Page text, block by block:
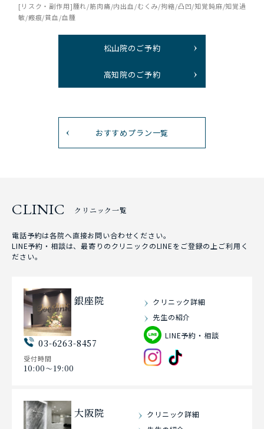
[リスク・副作用]腫れ/筋肉痛/内出血/むくみ/拘縮/凸凹/知覚鈍麻/知覚過
敏/瘢痕/貧血/血腫
松山院のご予約
高知院のご予約
おすすめプラン一覧
CLINIC クリニック一覧
電話予約は各院へ直接お問い合わせください。
LINE予約・相談は、最寄りのクリニックのLINEをご登録の上ご利用く
ださい。
銀座院
03-6263-8457
受付時間
10:00〜19:00
クリニック詳細
先生の紹介
LINE予約・相談
大阪院
クリニック詳細